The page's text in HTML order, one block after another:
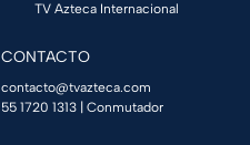
TV Azteca Internacional
CONTACTO
contacto@tvazteca.com
55 1720 1313 | Conmutador